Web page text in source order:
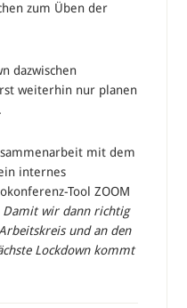
zum Üben der
dazwischen
weiterhin nur planen
mit dem
internes
Tool ZOOM
Damit wir dann richtig
und an den
Lockdown kommt